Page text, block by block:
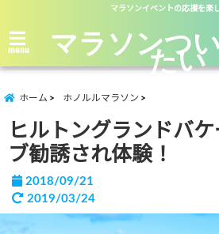
マラソンイベントの応援を楽
menu マラソンつ
たい
ホーム ホノルルマラソン
ヒルトングランドバ
ブ勧誘され体験！
2018/09/21
2019/03/24